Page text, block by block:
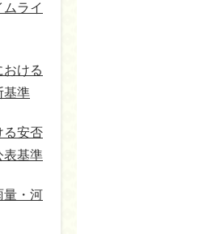
ライ
ける
基準
る安否
表基準
量・河